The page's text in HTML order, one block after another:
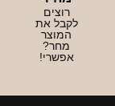
רוצים
לקבל את
המוצר
מחר?
אפשרי!